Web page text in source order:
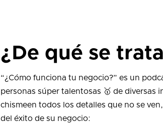
¿De qué se
“¿Cómo funciona tu negocio?” es un
personas súper talentosas 🥇 de diversas
chismeen todos los detalles que no se
del éxito de su negocio: